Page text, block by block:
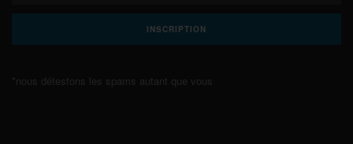
*nous détestons les spams autant que vous